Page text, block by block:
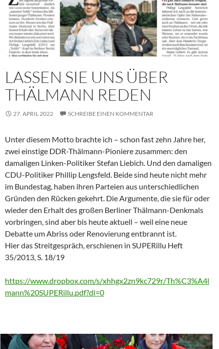
LASSEN SIE UNS ÜBER
THÄLMANN REDEN
27. APRIL 2022 SCHREIBE EINEN KOMMENTAR
Unter diesem Motto brachte ich – schon fast zehn Jahre her,
zwei einstige DDR-Thälmann-Pioniere zusammen: den
damaligen Linken-Politiker Stefan Liebich. Und den damaligen
CDU-Politiker Phillip Lengsfeld. Beide sind heute nicht mehr
im Bundestag, haben ihren Parteien aus unterschiedlichen
Gründen den Rücken gekehrt. Die Argumente, die sie für oder
wieder den Erhalt des großen Berliner Thälmann-Denkmals
vorbringen, sind aber bis heute aktuell – weil eine neue
Debatte um Abriss oder Renovierung entbrannt ist.
Hier das Streitgespräch, erschienen in SUPERillu Heft
35/2013, S. 18/19
https://www.dropbox.com/s/xhhgx2zn9kc729r/Th%C3%A4l
mann%20SUPERillu.pdf?dl=0